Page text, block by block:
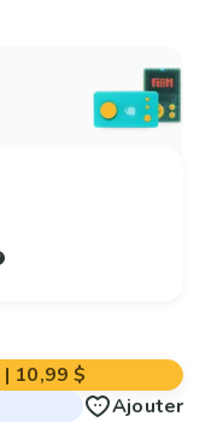
| 10,99 $
Ajouter